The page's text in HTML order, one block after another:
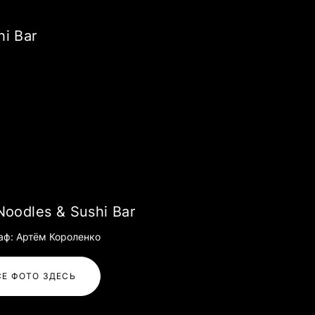
Bar
& Sushi Bar
Артём Короленко
ФОТО ЗДЕСЬ